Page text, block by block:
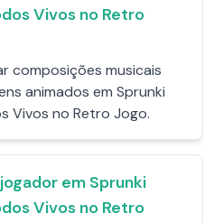
Vivos no Retro
composições musicais
animados em Sprunki
Vivos no Retro Jogo.
em Sprunki
Vivos no Retro